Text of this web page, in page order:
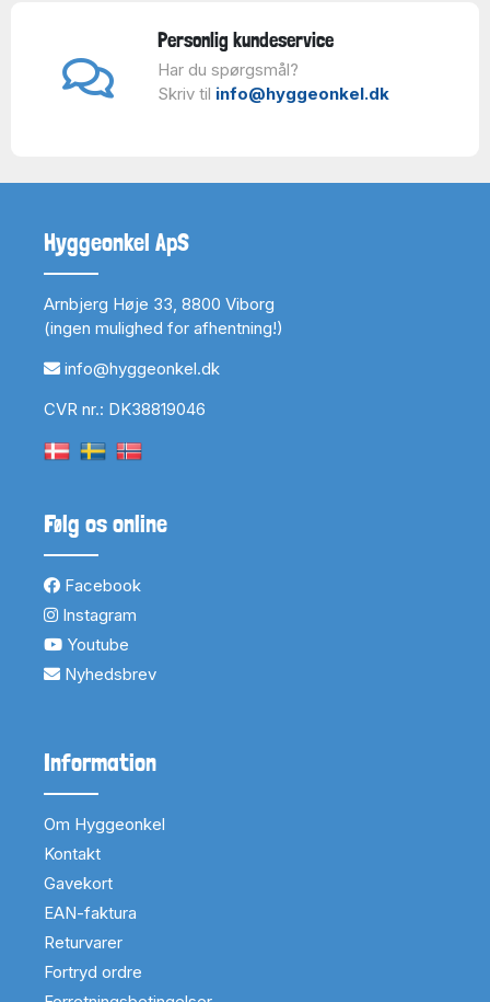
Personlig kundeservice
Har du spørgsmål?
Skriv til info@hyggeonkel.dk
Hyggeonkel ApS
Arnbjerg Høje 33, 8800 Viborg
(ingen mulighed for afhentning!)
info@hyggeonkel.dk
CVR nr.: DK38819046
Følg os online
Facebook
Instagram
Youtube
Nyhedsbrev
Information
Om Hyggeonkel
Kontakt
Gavekort
EAN-faktura
Returvarer
Fortryd ordre